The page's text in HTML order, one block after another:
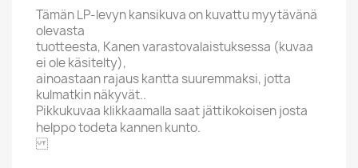
Tämän LP-levyn kansikuva on kuvattu myytävänä
olevasta
tuotteesta, Kanen varastovalaistuksessa (kuvaa
ei ole käsitelty),
ainoastaan rajaus kantta suuremmaksi, jotta
kulmatkin näkyvät..
Pikkukuvaa klikkaamalla saat jättikokoisen josta
helppo todeta kannen kunto.